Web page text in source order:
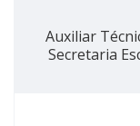
Auxiliar
Secretaria